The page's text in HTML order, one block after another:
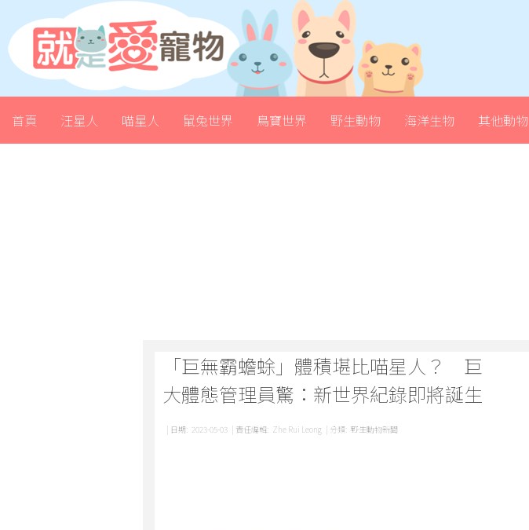
首頁 汪星人 喵星人 鼠兔世界 鳥寶世界 野生動物 海洋生物 其他動物
「巨無霸蟾蜍」體積堪比喵星人？ 巨
大體態管理員驚：新世界紀錄即將誕生
| 日期: 2023-05-03 | 責任編輯: Zhe Rui Leong | 分類: 野生動物新聞